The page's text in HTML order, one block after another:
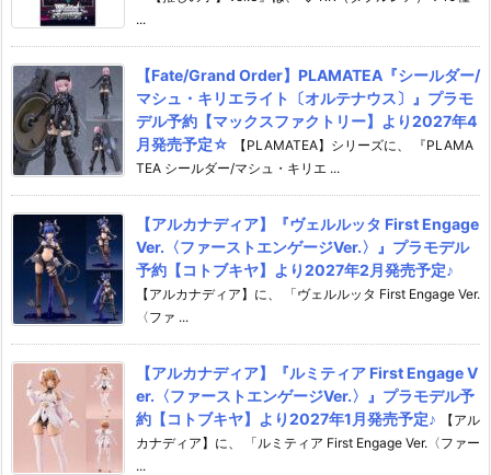
...
【Fate/Grand Order】PLAMATEA『シールダー/
マシュ・キリエライト〔オルテナウス〕』プラモ
デル予約【マックスファクトリー】より2027年4
月発売予定☆
【PLAMATEA】シリーズに、 『PLAMA
TEA シールダー/マシュ・キリエ ...
【アルカナディア】『ヴェルルッタ First Engage
Ver.〈ファーストエンゲージVer.〉』プラモデル
予約【コトブキヤ】より2027年2月発売予定♪
【アルカナディア】に、 「ヴェルルッタ First Engage Ver.
〈ファ ...
【アルカナディア】『ルミティア First Engage V
er.〈ファーストエンゲージVer.〉』プラモデル予
約【コトブキヤ】より2027年1月発売予定♪
【アル
カナディア】に、 「ルミティア First Engage Ver.〈ファー
...